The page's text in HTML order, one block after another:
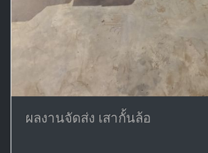
ผลงานจัดส่ง เสากั้นล้อ